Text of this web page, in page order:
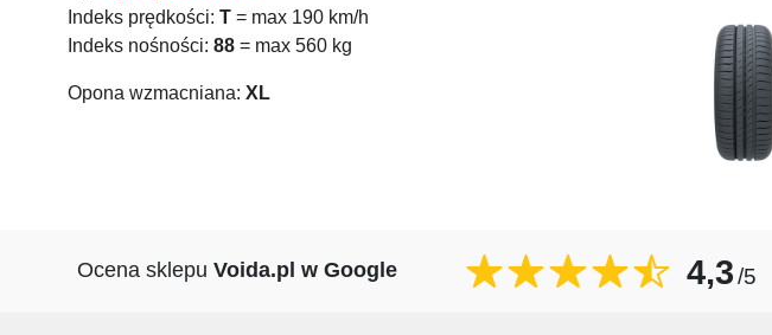
Indeks prędkości: T = max 190 km/h
Indeks nośności: 88 = max 560 kg
Opona wzmacniana: XL
Ocena sklepu Voida.pl w Google 4,3/5